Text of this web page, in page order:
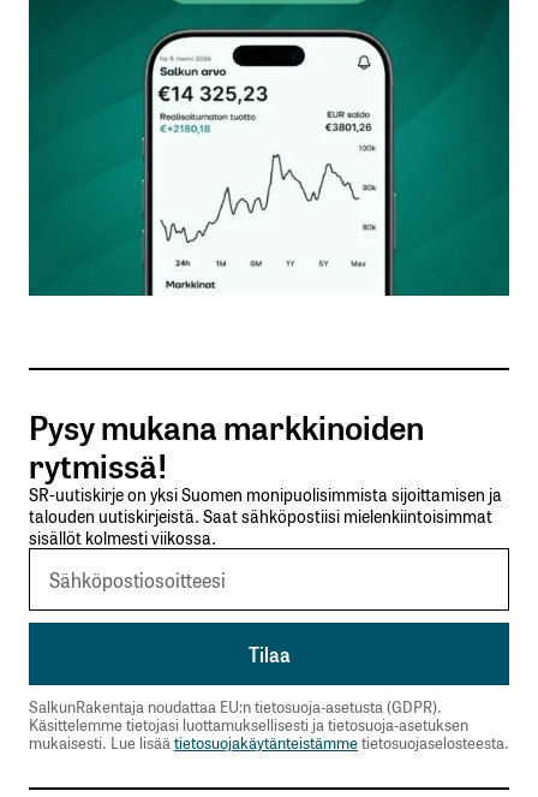
Kommentti*
Nimesi tai nimimerkkisi
Sähköpostiosoitteesi
Tilaa SalkunRakentajan uutiskirje
Lähetä kommentti
Pysy mukana markkinoiden
rytmissä!
SR-uutiskirje on yksi Suomen monipuolisimmista sijoittamisen ja
talouden uutiskirjeistä. Saat sähköpostiisi mielenkiintoisimmat
sisällöt kolmesti viikossa.
SalkunRakentaja noudattaa EU:n tietosuoja-asetusta (GDPR).
Käsittelemme tietojasi luottamuksellisesti ja tietosuoja-asetuksen
mukaisesti. Lue lisäätietosuojakäytänteistämmetietosuojaselosteesta.